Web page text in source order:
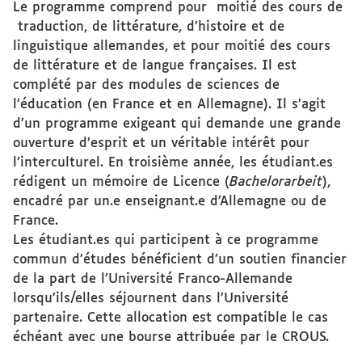
Le programme comprend pour moitié des cours de
traduction, de littérature, d’histoire et de
linguistique allemandes, et pour moitié des cours
de littérature et de langue françaises. Il est
complété par des modules de sciences de
l’éducation (en France et en Allemagne). Il s’agit
d’un programme exigeant qui demande une grande
ouverture d’esprit et un véritable intérêt pour
l’interculturel. En troisième année, les étudiant.es
rédigent un mémoire de Licence (Bachelorarbeit),
encadré par un.e enseignant.e d’Allemagne ou de
France.
Les étudiant.es qui participent à ce programme
commun d’études bénéficient d’un soutien financier
de la part de l’Université Franco-Allemande
lorsqu’ils/elles séjournent dans l’Université
partenaire. Cette allocation est compatible le cas
échéant avec une bourse attribuée par le CROUS.